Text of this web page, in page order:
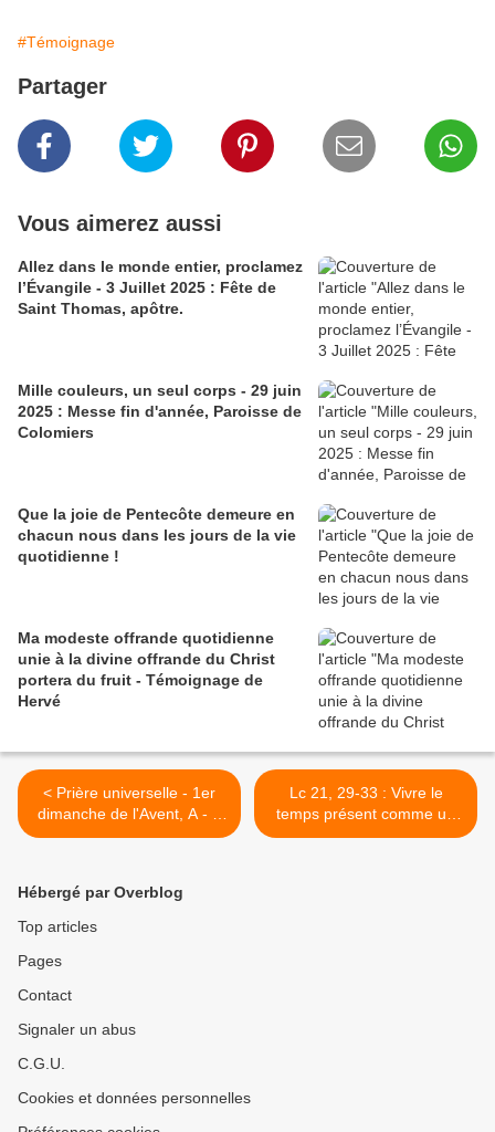
#Témoignage
Partager
Vous aimerez aussi
Allez dans le monde entier, proclamez
l’Évangile - 3 Juillet 2025 : Fête de
Saint Thomas, apôtre.
Mille couleurs, un seul corps - 29 juin
2025 : Messe fin d'année, Paroisse de
Colomiers
Que la joie de Pentecôte demeure en
chacun nous dans les jours de la vie
quotidienne !
Ma modeste offrande quotidienne
unie à la divine offrande du Christ
portera du fruit - Témoignage de
Hervé
< Prière universelle - 1er
dimanche de l'Avent, A - 3
décembre 2023
Lc 21, 29-33 : Vivre le
temps présent comme un
signe qui m'appelle - 1
Hébergé par Overblog
Top articles
Pages
Contact
Signaler un abus
C.G.U.
Cookies et données personnelles